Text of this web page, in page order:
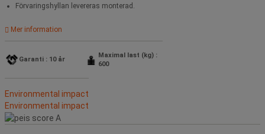
Förvaringshyllan levereras monterad.
Mer information
Garanti : 10 år
Maximal last (kg) :
600
Environmental impact
Environmental impact